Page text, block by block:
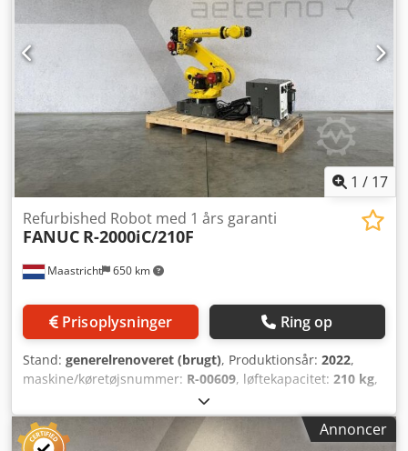
1 / 17
Maastricht 650 km
Refurbished Robot med 1 års garanti
FANUC R-2000iC/210F
Prisoplysninger Ring op
Stand: generelrenoveret (brugt), Produktionsår: 2022,
maskine/køretøjsnummer: R-00609, løftekapacitet: 210 kg,
, controllerproducent:
Plus A-size, fabrikant af styrependler:A05B-2255-
C101#EGN
, Renoveret FANUC R-2000iC/210F, produceret i
Annoncer